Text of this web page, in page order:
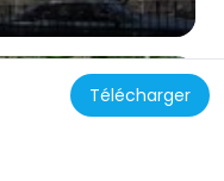
Télécharger